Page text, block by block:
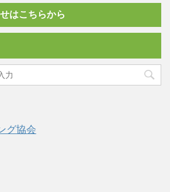
はこちらから
グ協会